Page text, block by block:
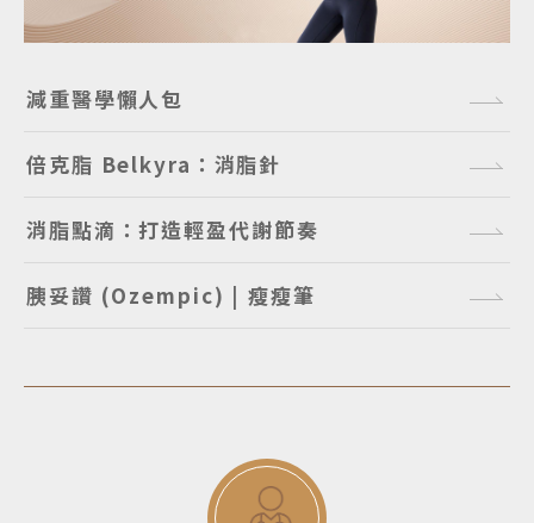
減重醫學懶人包
倍克脂 Belkyra：消脂針
消脂點滴：打造輕盈代謝節奏
胰妥讚 (Ozempic) | 瘦瘦筆